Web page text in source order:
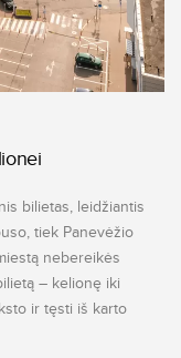
bilietas, leidžiantis
tiek Panevėžio
nebereikės
– kelionę iki
ir tęsti iš karto